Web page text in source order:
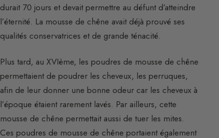
durait 70 jours et devait permettre au défunt d’atteindre
l’éternité. La mousse de chêne avait déjà prouvé ses
qualités conservatrices et de grande ténacité.
Plus tard, au XVIème, les poudres de mousse de chêne
permettaient de poudrer les cheveux, les perruques,
afin de leur donner une bonne odeur car les cheveux à
l’époque étaient rarement lavés. Par ailleurs, cette
mousse de chêne permettait aussi de tuer les mites.
Ces poudres de mousse de chêne portaient également